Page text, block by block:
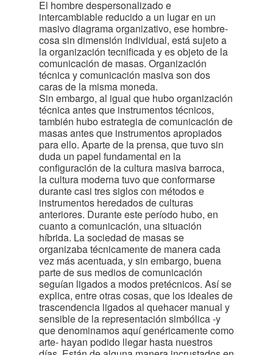
El hombre despersonalizado e
intercambiable reducido a un lugar en un
masivo diagrama organizativo, ese hombre-
cosa sin dimensión individual, está sujeto a
la organización tecnificada y es objeto de la
comunicación de masas. Organización
técnica y comunicación masiva son dos
caras de la misma moneda.
Sin embargo, al igual que hubo organización
técnica antes que instrumentos técnicos,
también hubo estrategia de comunicación de
masas antes que instrumentos apropiados
para ello. Aparte de la prensa, que tuvo sin
duda un papel fundamental en la
configuración de la cultura masiva barroca,
la cultura moderna tuvo que conformarse
durante casi tres siglos con métodos e
instrumentos heredados de culturas
anteriores. Durante este período hubo, en
cuanto a comunicación, una situación
híbrida. La sociedad de masas se
organizaba técnicamente de manera cada
vez más acentuada, y sin embargo, buena
parte de sus medios de comunicación
seguían ligados a modos pretécnicos. Así se
explica, entre otras cosas, que los ideales de
trascendencia ligados al quehacer manual y
sensible de la representación simbólica -y
que denominamos aquí genéricamente como
arte- hayan podido llegar hasta nuestros